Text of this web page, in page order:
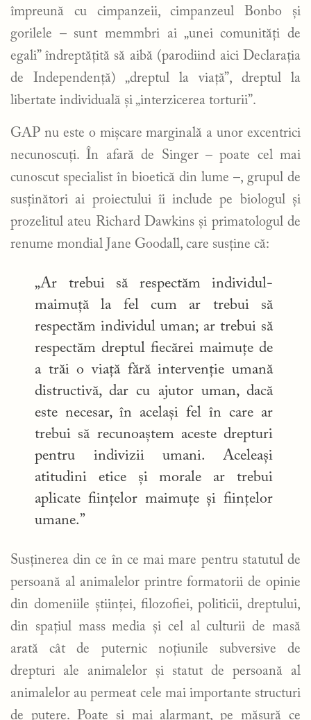
împreună cu cimpanzeii, cimpanzeul Bonbo și
gorilele – sunt memmbri ai „unei comunități de
egali” îndreptățită să aibă (parodiind aici Declarația
de Independență) „dreptul la viață”, dreptul la
libertate individuală și „interzicerea torturii”.
GAP nu este o mișcare marginală a unor excentrici
necunoscuți. În afară de Singer – poate cel mai
cunoscut specialist în bioetică din lume –, grupul de
susținători ai proiectului îi include pe biologul și
prozelitul ateu Richard Dawkins și primatologul de
renume mondial Jane Goodall, care susține că:
„Ar trebui să respectăm individul-
maimuță la fel cum ar trebui să
respectăm individul uman; ar trebui să
respectăm dreptul fiecărei maimuțe de
a trăi o viață fără intervenție umană
distructivă, dar cu ajutor uman, dacă
este necesar, în același fel în care ar
trebui să recunoaștem aceste drepturi
pentru indivizii umani. Aceleași
atitudini etice și morale ar trebui
aplicate ființelor maimuțe și ființelor
umane.”
Susținerea din ce în ce mai mare pentru statutul de
persoană al animalelor printre formatorii de opinie
din domeniile științei, filozofiei, politicii, dreptului,
din spațiul mass media și cel al culturii de masă
arată cât de puternic noțiunile subversive de
drepturi ale animalelor și statut de persoană al
animalelor au permeat cele mai importante structuri
de putere. Poate și mai alarmant, pe măsură ce